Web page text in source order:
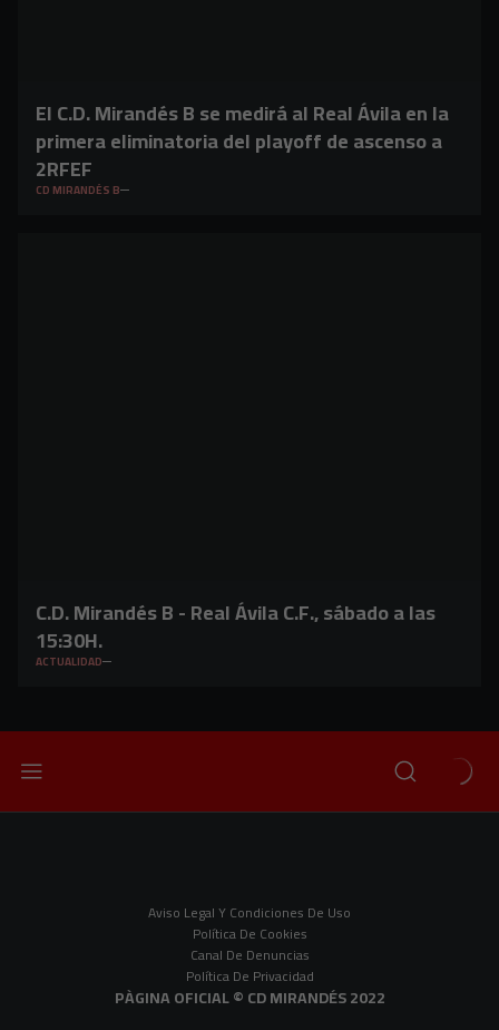
El C.D. Mirandés B se medirá al Real Ávila en la
primera eliminatoria del playoff de ascenso a
2RFEF
CD MIRANDÉS B
C.D. Mirandés B - Real Ávila C.F., sábado a las
15:30H.
ACTUALIDAD
Aviso Legal Y Condiciones De Uso
Política De Cookies
Canal De Denuncias
Política De Privacidad
PÀGINA OFICIAL © CD MIRANDÉS 2022